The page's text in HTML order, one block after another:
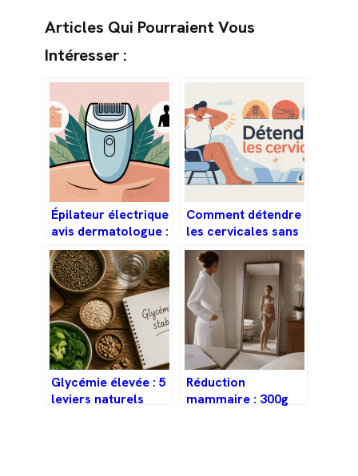
Articles Qui Pourraient Vous
Intéresser :
Épilateur électrique
avis dermatologue :
ce qu’il faut
vraiment savoir
Comment détendre
les cervicales sans
se faire mal au cou
Glycémie élevée : 5
leviers naturels
Réduction
mammaire : 300g